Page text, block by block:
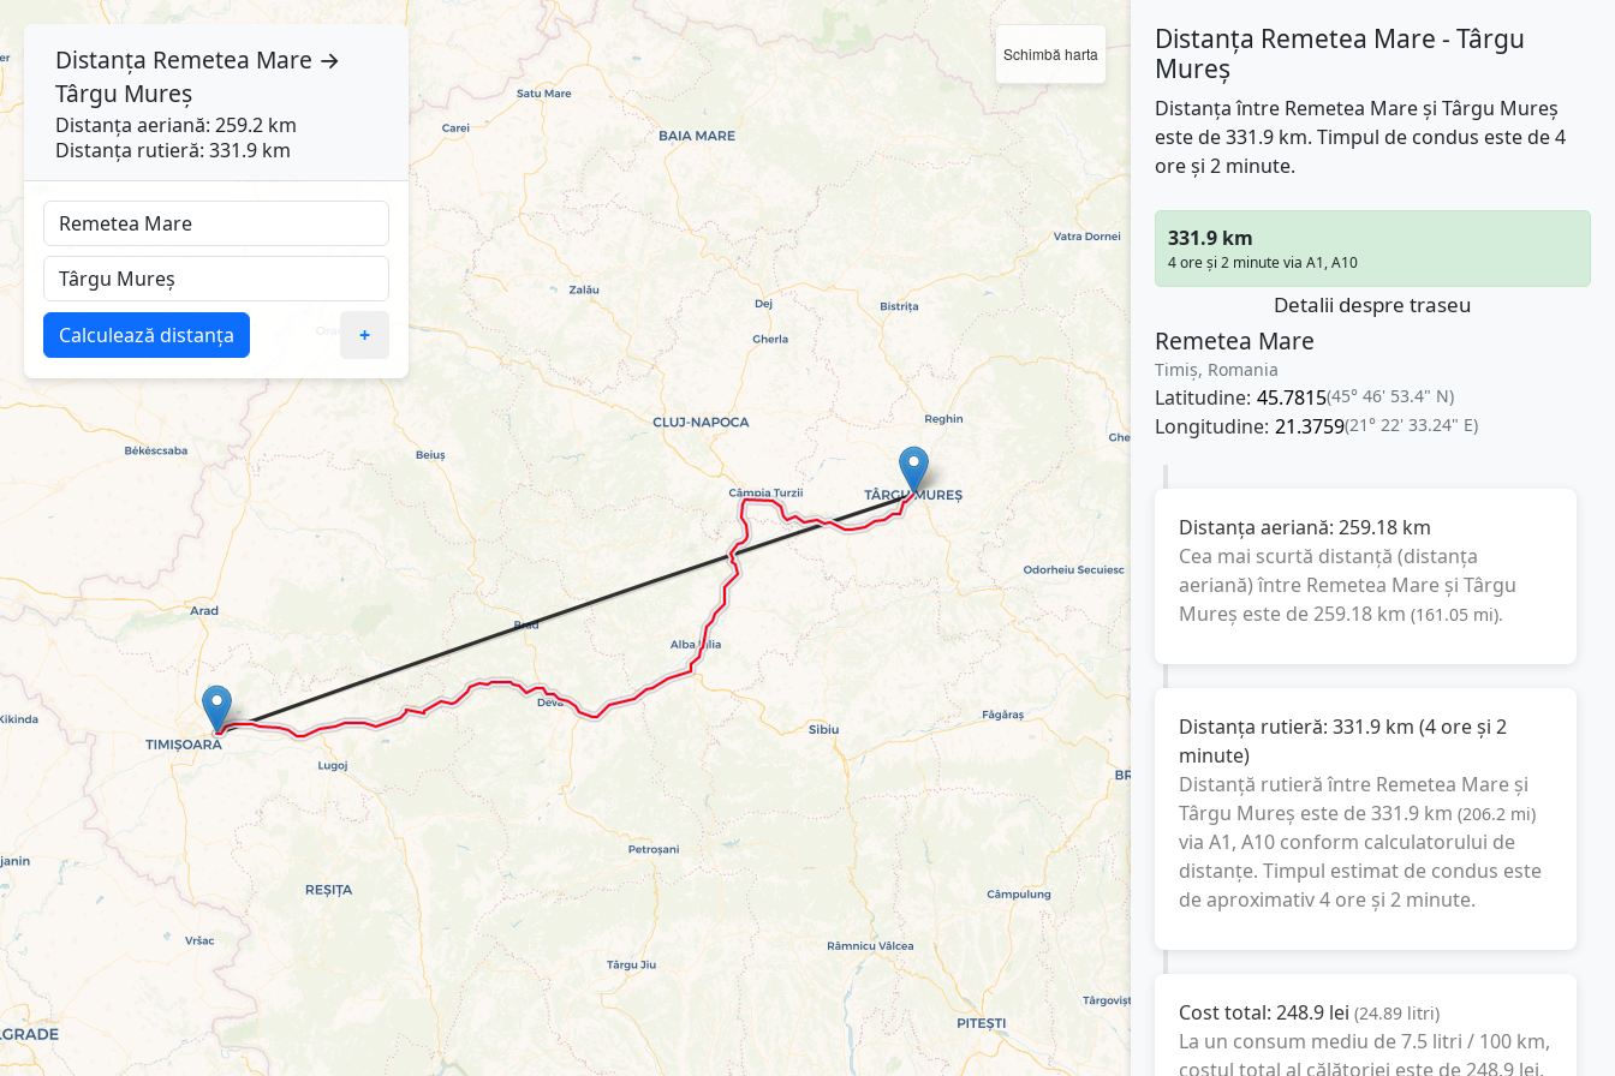
Schimbă harta
Distanța Remetea Mare - Târgu
Mureș
Distanța între Remetea Mare și Târgu Mureș
este de 331.9 km. Timpul de condus este de 4
ore și 2 minute.
331.9 km
4 ore și 2 minute via A1, A10
Detalii despre traseu
Remetea Mare
Timiș, Romania
Latitudine: 45.7815(45° 46' 53.4" N)
Longitudine: 21.3759(21° 22' 33.24" E)
Distanța aeriană: 259.18 km
Cea mai scurtă distanță (distanța
aeriană) între Remetea Mareși Târgu
Mureș este de259.18 km (161.05 mi).
Distanța rutieră: 331.9 km (4 ore și 2
minute)
Distanță rutieră între Remetea Mareși
Târgu Mureș este de331.9 km (206.2 mi)
via A1, A10conform calculatorului de
distanțe. Timpul estimat de condus este
de aproximativ4 ore și 2 minute.
Cost total: 248.9 lei (24.89 litri)
La un consum mediu de7.5 litri / 100 km,
costul total al călătoriei este de 248.9 lei,
Distanța Remetea Mare →
Târgu Mureș
Distanța aeriană: 259.2 km
Distanța rutieră: 331.9 km
Calculează distanța +